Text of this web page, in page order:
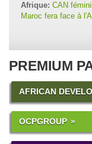
Afrique: CAN
Maroc fera face à
PREMIUM
AFRICAN
OCPGROUP